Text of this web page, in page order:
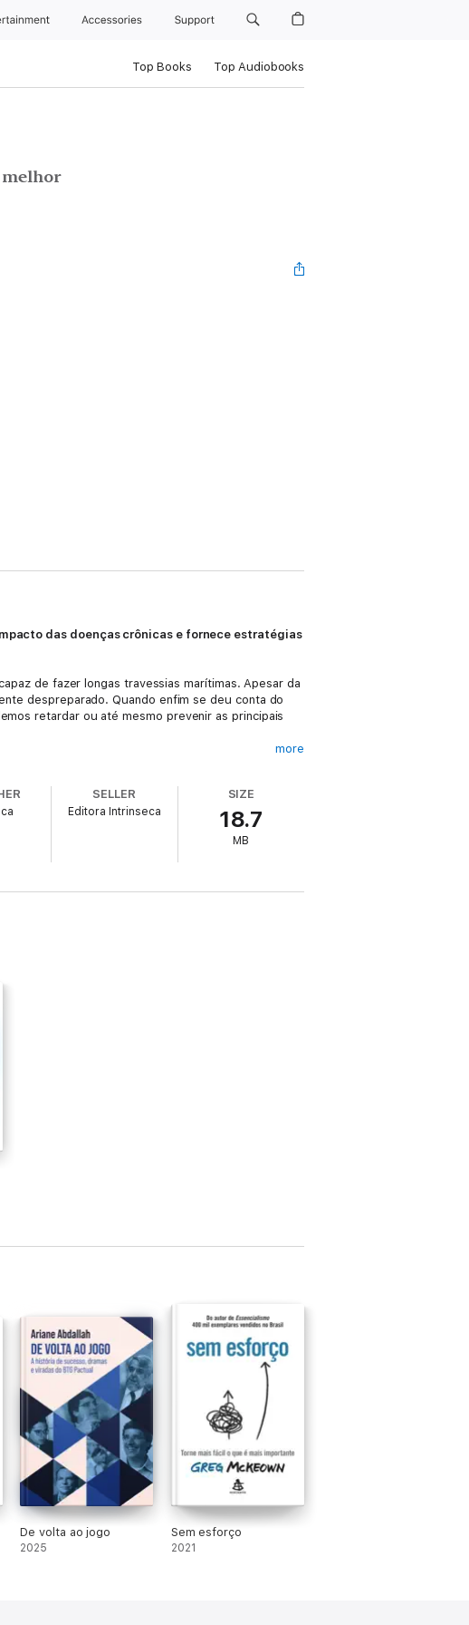
Accessories Support
Top Books Top Audiobooks
melhor
das doenças crônicas e fornece estratégias
de fazer longas travessias marítimas. Apesar da
despreparado. Quando enfim se deu conta do
retardar ou até mesmo prevenir as principais
a longevidade em detrimento da saúde ou
e proativa, na qual as medidas são
de saúde física, cognitiva e emocional. Seu
more
SELLER
Editora Intrinseca
SIZE
18.7
MB
De volta ao jogo
2025
Sem esforço
2021